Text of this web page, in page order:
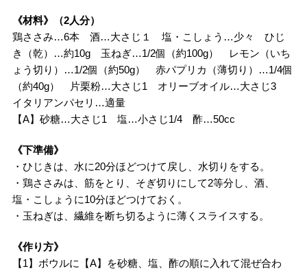
《材料》（2人分）
鶏ささみ…6本 酒…大さじ１ 塩・こしょう…少々 ひじ
き（乾）…約10g 玉ねぎ…1/2個（約100g） レモン（いち
ょう切り）…1/2個（約50g） 赤パプリカ（薄切り）…1/4個
（約40g） 片栗粉…大さじ1 オリーブオイル…大さじ3
イタリアンパセリ…適量
【A】砂糖…大さじ1 塩…小さじ1/4 酢…50cc
《下準備》
・ひじきは、水に20分ほどつけて戻し、水切りをする。
・鶏ささみは、筋をとり、そぎ切りにして2等分し、酒、
塩・こしょうに10分ほどつけておく。
・玉ねぎは、繊維を断ち切るように薄くスライスする。
《作り方》
【1】ボウルに【A】を砂糖、塩、酢の順に入れて混ぜ合わ